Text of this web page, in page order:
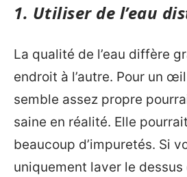
1. Utiliser de l’eau
La qualité de l’eau diffère
endroit à l’autre. Pour un œil
semble assez propre
saine en réalité. Elle
beaucoup d’impuretés. Si
uniquement laver le